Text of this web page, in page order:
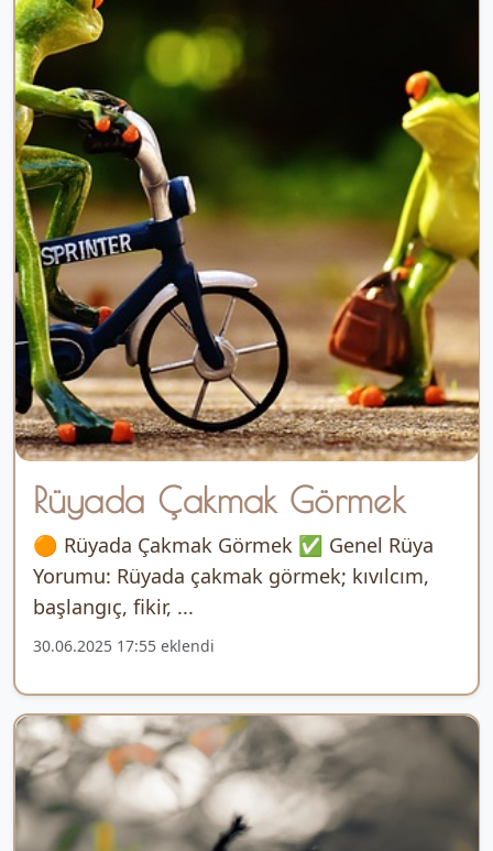
Rüyada Çakmak Görmek
🟠 Rüyada Çakmak Görmek ✅ Genel Rüya
Yorumu: Rüyada çakmak görmek; kıvılcım,
başlangıç, fikir, ...
30.06.2025 17:55 eklendi